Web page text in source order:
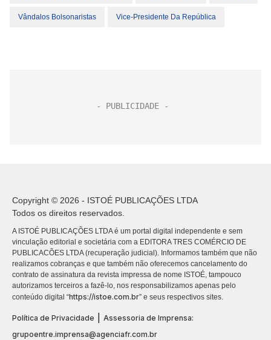
Vândalos Bolsonaristas Vice-Presidente Da República
Copyright © 2026 - ISTOÉ PUBLICAÇÕES LTDA
Todos os direitos reservados.
A ISTOÉ PUBLICAÇÕES LTDA é um portal digital independente e sem
vinculação editorial e societária com a EDITORA TRES COMÉRCIO DE
PUBLICACÕES LTDA (recuperação judicial). Informamos também que não
realizamos cobranças e que também não oferecemos cancelamento do
contrato de assinatura da revista impressa de nome ISTOÉ, tampouco
autorizamos terceiros a fazê-lo, nos responsabilizamos apenas pelo
conteúdo digital “https://istoe.com.br” e seus respectivos sites.
Política de Privacidade
Assessoria de Imprensa:
grupoentre.imprensa@agenciafr.com.br